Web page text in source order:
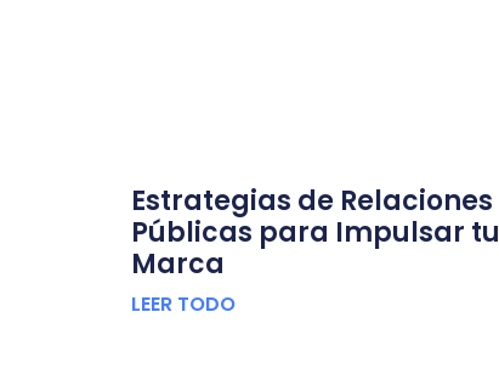
Estrategias de Relaciones
Públicas para Impulsar tu
Marca
LEER TODO